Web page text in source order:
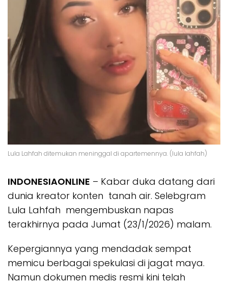
Lula Lahfah ditemukan meninggal di apartemennya. (lula lahfah)
INDONESIAONLINE – Kabar duka datang dari
dunia kreator konten tanah air. Selebgram
Lula Lahfah mengembuskan napas
terakhirnya pada Jumat (23/1/2026) malam.
Kepergiannya yang mendadak sempat
memicu berbagai spekulasi di jagat maya.
Namun dokumen medis resmi kini telah